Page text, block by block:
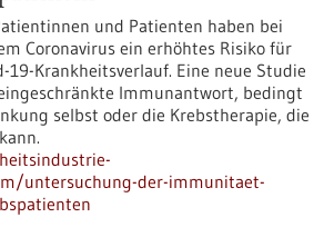
und Patienten haben bei
Coronavirus ein erhöhtes Risiko für
19-Krankheitsverlauf. Eine neue Studie
Immunantwort, bedingt
selbst oder die Krebstherapie, die
untersuchung-der-immunitaet-